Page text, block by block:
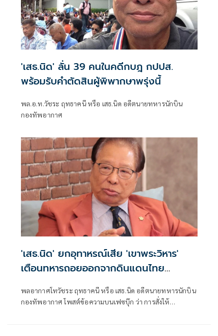
'เสธ.นิด' ลั่น 39 คนในคดีกบฎ กปปส.
พร้อมรับคำตัดสินผู้พิพากษาพรุ่งนี้
พล.อ.ท.วัชระ ฤทธาคนี หรือ เสธ.นิด อดีตนายทหารนักบิน
กองทัพอากาศ
'เสธ.นิด' ยกอุทาหรณ์เสีย 'เขาพระวิหาร'
เตือนทหารถอยออกจากดินแดนไทย
พลอากาศโทวัชระ ฤทธาคนี หรือ เสธ.นิด อดีตนายทหารนักบิน
กองทัพอากาศ โพสต์ข้อความบนเฟซบุ๊ก ว่า การสั่งให้